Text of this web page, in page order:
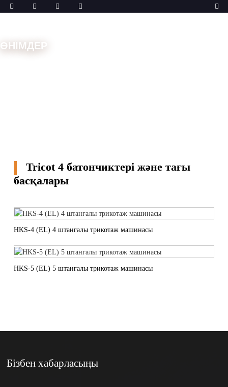
ӨНІМДЕР
Tricot 4 батончиктері және тағы
басқалары
HKS-4 (EL) 4 штангалы трикотаж машинасы
HKS-5 (EL) 5 штангалы трикотаж машинасы
Бізбен хабарласыңы